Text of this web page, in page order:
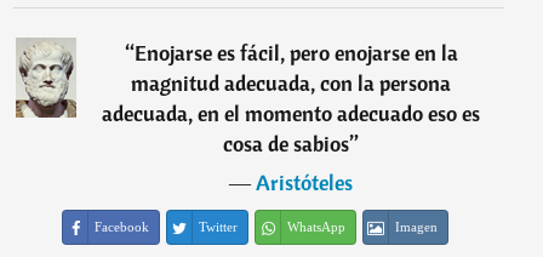
“Enojarse es fácil, pero enojarse en la
magnitud adecuada, con la persona
adecuada, en el momento adecuado eso es
cosa de sabios”
―Aristóteles
Facebook Twitter WhatsApp Imagen